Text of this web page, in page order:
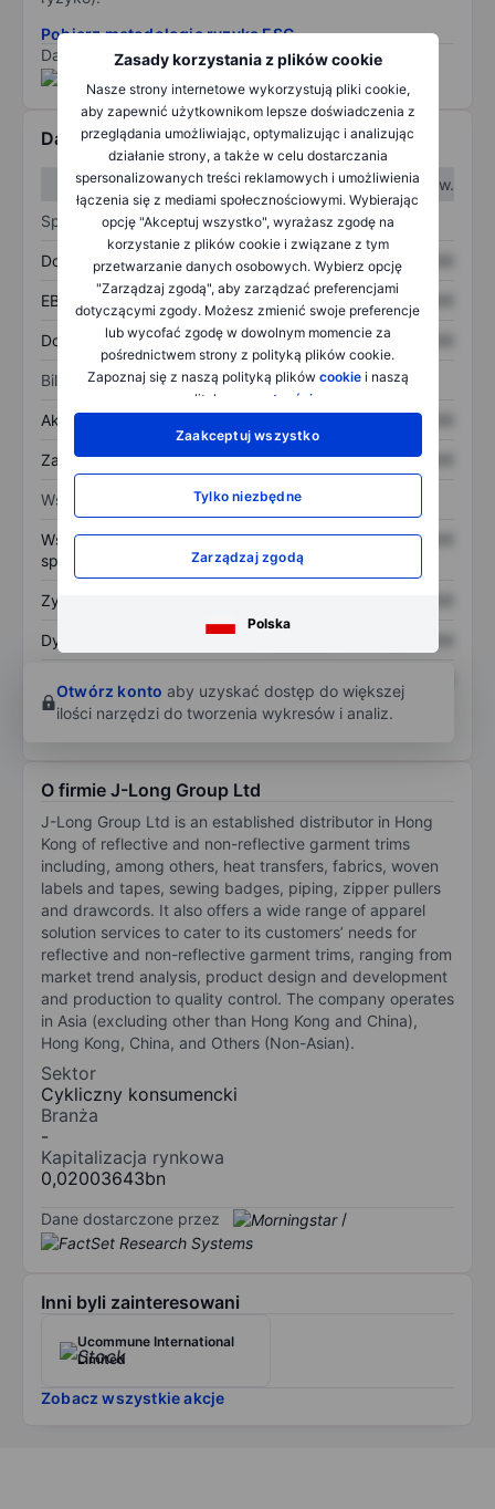
Zasady korzystania z plików cookie
Nasze strony internetowe wykorzystują pliki cookie,
aby zapewnić użytkownikom lepsze doświadczenia z
przeglądania umożliwiając, optymalizując i analizując
działanie strony, a także w celu dostarczania
spersonalizowanych treści reklamowych i umożliwienia
łączenia się z mediami społecznościowymi. Wybierając
opcję "Akceptuj wszystko", wyrażasz zgodę na
korzystanie z plików cookie i związane z tym
przetwarzanie danych osobowych. Wybierz opcję
"Zarządzaj zgodą", aby zarządzać preferencjami
dotyczącymi zgody. Możesz zmienić swoje preferencje
lub wycofać zgodę w dowolnym momencie za
pośrednictwem strony z polityką plików cookie.
Zapoznaj się z naszą polityką plików cookiei naszą
polityką
prywatności
Zaakceptuj wszystko
Tylko niezbędne
Zarządzaj zgodą
Polska
Pobierz metodologię ryzyka ESG.
Dane dostarczone przez
/
Dane finansowe
W I kw.
W II kw.
Sprawozdanie z zysków
Dochód XXXXXXX XXXXXXX
EBITDA XXXXXXX
Dochód netto XXXXXXX XXXXXXX
Bilans
Aktywa ogółem XXXXXXX
Zadłużenie ogółem XXXXXXX XXXXXXX
Wskaźniki
Współczynnik cena do
sprzedaży
XXXXXXX XXXXXXX
Zysk na akcję
Dywidenda na akcję
własnego
Otwórz konto aby uzyskać dostęp do większej
ilości narzędzi do tworzenia wykresów i analiz.
O firmie J-Long Group Ltd
J-Long Group Ltd is an established distributor in Hong
Kong of reflective and non-reflective garment trims
including, among others, heat transfers, fabrics, woven
labels and tapes, sewing badges, piping, zipper pullers
and drawcords. It also offers a wide range of apparel
solution services to cater to its customers’ needs for
reflective and non-reflective garment trims, ranging from
market trend analysis, product design and development
and production to quality control. The company operates
in Asia (excluding other than Hong Kong and China),
Hong Kong, China, and Others (Non-Asian).
Sektor
Cykliczny konsumencki
Branża
-
Kapitalizacja rynkowa
0,02003643bn
Dane dostarczone przez /
Inni byli zainteresowani
Ucommune International
Limited
Zobacz wszystkie akcje